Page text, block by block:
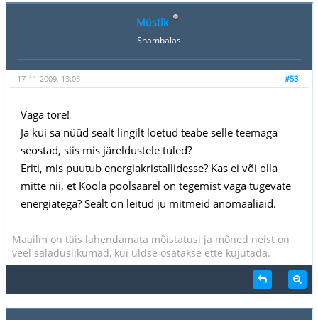
Müstik
Shambalas
#53
17-11-2009, 13:03
Väga tore!
Ja kui sa nüüd sealt lingilt loetud teabe selle teemaga
seostad, siis mis järeldustele tuled?
Eriti, mis puutub energiakristallidesse? Kas ei või olla
mitte nii, et Koola poolsaarel on tegemist väga tugevate
energiatega? Sealt on leitud ju mitmeid anomaaliaid.
Maailm on täis lahendamata mõistatusi ja mõned neist on
veel saladuslikumad, kui üldse osatakse ette kujutada.